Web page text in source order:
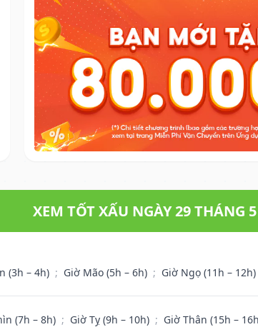
XEM TỐT XẤU NGÀY 29 THÁNG 5
(3h – 4h) ; Giờ Mão (5h – 6h) ; Giờ Ngọ (11h – 12h)
(7h – 8h) ; Giờ Tỵ (9h – 10h) ; Giờ Thân (15h –